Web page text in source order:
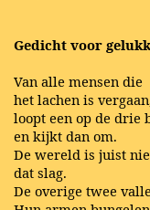
Gedicht voor
Van alle mensen die
het lachen is
loopt een op de drie
en kijkt dan om.
De wereld is juist
dat slag.
De overige twee